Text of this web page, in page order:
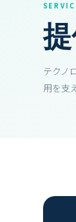
テクノ
用を支